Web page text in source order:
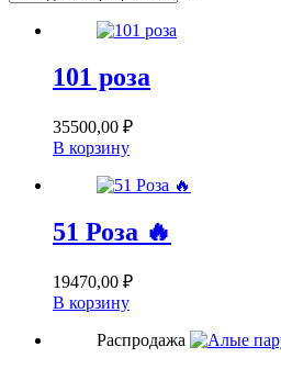
101 роза
35500,00 ₽
В корзину
51 Роза 🔥
19470,00 ₽
В корзину
Распродажа